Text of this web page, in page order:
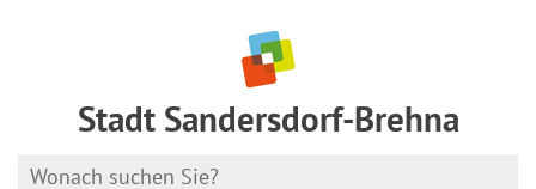
Stadt Sandersdorf-Brehna